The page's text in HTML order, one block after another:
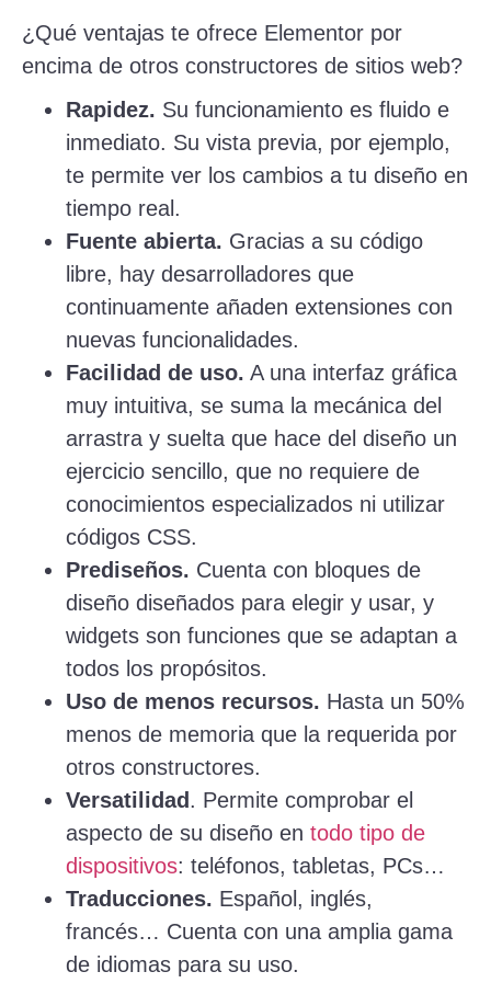
¿Qué ventajas te ofrece Elementor por
encima de otros constructores de sitios web?
Rapidez. Su funcionamiento es fluido e
inmediato. Su vista previa, por ejemplo,
te permite ver los cambios a tu diseño en
tiempo real.
Fuente abierta. Gracias a su código
libre, hay desarrolladores que
continuamente añaden extensiones con
nuevas funcionalidades.
Facilidad de uso. A una interfaz gráfica
muy intuitiva, se suma la mecánica del
arrastra y suelta que hace del diseño un
ejercicio sencillo, que no requiere de
conocimientos especializados ni utilizar
códigos CSS.
Prediseños. Cuenta con bloques de
diseño diseñados para elegir y usar, y
widgets son funciones que se adaptan a
todos los propósitos.
Uso de menos recursos. Hasta un 50%
menos de memoria que la requerida por
otros constructores.
Versatilidad . Permite comprobar el
aspecto de su diseño en todo tipo de
dispositivos: teléfonos, tabletas, PCs…
Traducciones. Español, inglés,
francés… Cuenta con una amplia gama
de idiomas para su uso.